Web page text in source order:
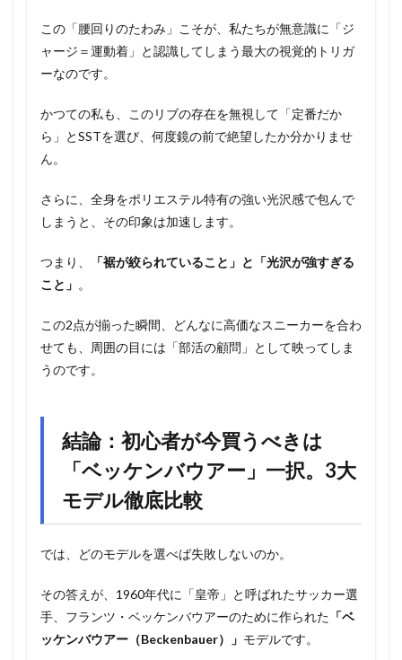
この「腰回りのたわみ」こそが、私たちが無意識に「ジ
ャージ＝運動着」と認識してしまう最大の視覚的トリガ
ーなのです。
かつての私も、このリブの存在を無視して「定番だか
ら」とSSTを選び、何度鏡の前で絶望したか分かりませ
ん。
さらに、全身をポリエステル特有の強い光沢感で包んで
しまうと、その印象は加速します。
つまり、
「裾が絞られていること」と「光沢が強すぎる
こと」 。
この2点が揃った瞬間、どんなに高価なスニーカーを合わ
せても、周囲の目には「部活の顧問」として映ってしま
うのです。
結論：初心者が今買うべきは
「ベッケンバウアー」一択。3大
モデル徹底比較
では、どのモデルを選べば失敗しないのか。
その答えが、1960年代に「皇帝」と呼ばれたサッカー選
手、フランツ・ベッケンバウアーのために作られた 「ベ
ッケンバウアー（Beckenbauer）」 モデルです。